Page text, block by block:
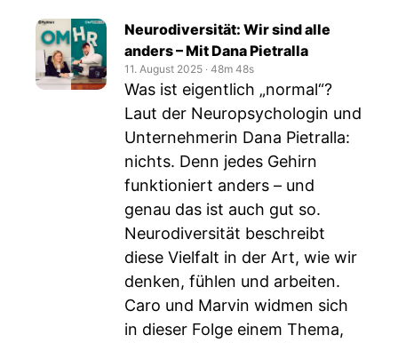
Neurodiversität: Wir sind alle
anders – Mit Dana Pietralla
11. August 2025 ‧ 48m 48s
Was ist eigentlich „normal“?
Laut der Neuropsychologin und
Unternehmerin Dana Pietralla:
nichts. Denn jedes Gehirn
funktioniert anders – und
genau das ist auch gut so.
Neurodiversität beschreibt
diese Vielfalt in der Art, wie wir
denken, fühlen und arbeiten.
Caro und Marvin widmen sich
in dieser Folge einem Thema,